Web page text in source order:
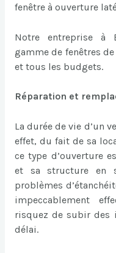
fenêtre à ouverture
Notre entreprise à
gamme de fenêtres
et tous les budgets.
Réparation et
La durée de vie d’un
effet, du fait de sa
ce type d’ouverture
et sa structure en
problèmes
impeccablement
risquez de subir des
délai.